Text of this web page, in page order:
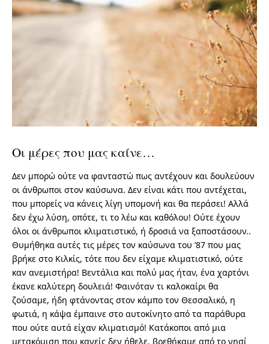
Οι μέρες που μας καίνε…
Δεν μπορώ ούτε να φανταστώ πως αντέχουν και δουλεύουν
οι άνθρωποι στον καύσωνα. Δεν είναι κάτι που αντέχεται,
που μπορείς να κάνεις λίγη υπομονή και θα περάσει! Αλλά
δεν έχω λύση, οπότε, τι το λέω και καθόλου! Ούτε έχουν
όλοι οι άνθρωποι κλιματιστικό, ή δροσιά να ξαποστάσουν..
Θυμήθηκα αυτές τις μέρες τον καύσωνα του ’87 που μας
βρήκε στο Κιλκίς, τότε που δεν είχαμε κλιματιστικό, ούτε
καν ανεμιστήρα! Βεντάλια και πολύ μας ήταν, ένα χαρτόνι
έκανε καλύτερη δουλειά! Φαινόταν τι καλοκαίρι θα
ζούσαμε, ήδη φτάνοντας στον κάμπο τον Θεσσαλικό, η
φωτιά, η κάψα έμπαινε στο αυτοκίνητο από τα παράθυρα
που ούτε αυτά είχαν κλιματισμό! Κατάκοποι από μια
μετακόμιση που κανείς δεν ήθελε, βρεθήκαμε από το νησί